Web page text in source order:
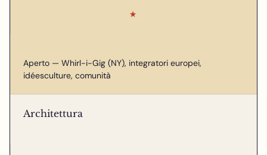
★
Aperto — Whirl-i-Gig (NY), integratori europei,
idéesculture, comunità
Architettura